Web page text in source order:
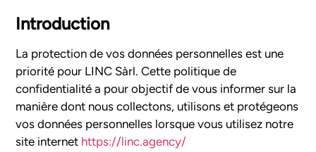
Introduction
La protection de vos données personnelles est une
priorité pour LINC Sàrl. Cette politique de
confidentialité a pour objectif de vous informer sur la
manière dont nous collectons, utilisons et protégeons
vos données personnelles lorsque vous utilisez notre
site internet https://linc.agency/